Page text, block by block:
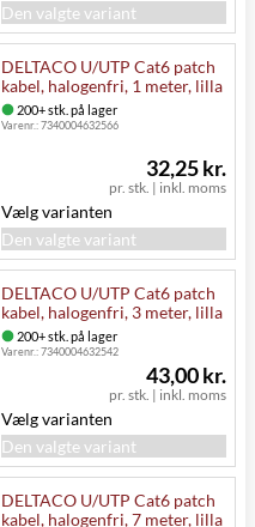
Den valgte variant
DELTACO U/UTP Cat6 patch
kabel, halogenfri, 1 meter, lilla
200+ stk. på lager
Varenr.:7340004632566
pr. stk. | inkl. moms
32,25 kr.
Vælg varianten
Den valgte variant
DELTACO U/UTP Cat6 patch
kabel, halogenfri, 3 meter, lilla
200+ stk. på lager
Varenr.:7340004632542
pr. stk. | inkl. moms
43,00 kr.
Vælg varianten
Den valgte variant
DELTACO U/UTP Cat6 patch
kabel, halogenfri, 7 meter, lilla